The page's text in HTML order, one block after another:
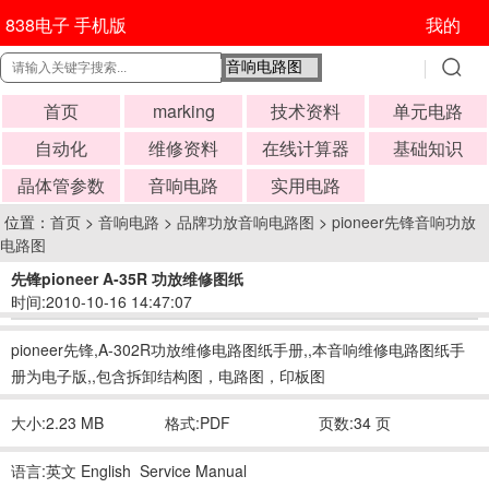
838电子 手机版 我的
首页 marking 技术资料
单元电路
自动化
维修资料 在线计算器
基础知识
晶体管参数
音响电路 实用电路
位置： 首页 > 音响电路 > 品牌功放音响电路图 > pioneer先锋音响功放
电路图
先锋pioneer A-35R 功放维修图纸
时间:2010-10-16 14:47:07
pioneer先锋,A-302R功放维修电路图纸手册,,本音响维修电路图纸手
册为电子版,,包含拆卸结构图，电路图，印板图
大小:2.23 MB 格式:PDF 页数:34 页
语言:英文 English Service Manual